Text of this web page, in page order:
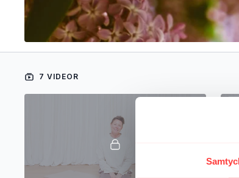
7 VIDEOR